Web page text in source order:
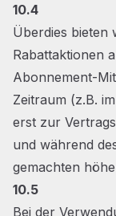
10.4
Überdies bieten
Rabattaktionen
Abonnement-
Zeitraum (z.B.
erst zur
und während
gemachten
10.5
Bei der